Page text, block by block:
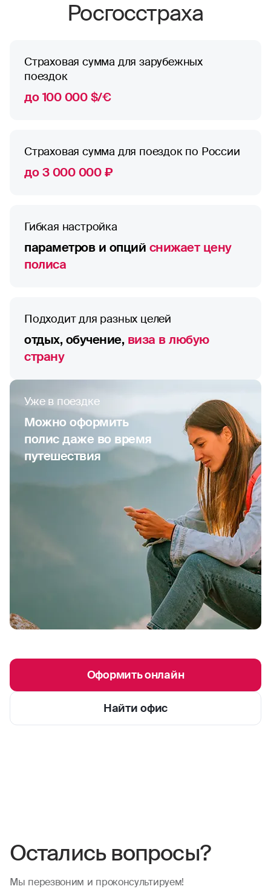
Росгосстраха
Страховая сумма для зарубежных
поездок
до 100 000 $/€
Страховая сумма для поездок по России
до 3 000 000 ₽
Гибкая настройка
параметров и опций снижает цену
полиса
Подходит для разных целей
отдых, обучение,виза в любую
страну
Уже в поездке
Можно оформить
полис даже во время
путешествия
Оформить онлайн
Найти офис
Остались вопросы?
Мы перезвоним и проконсультируем!